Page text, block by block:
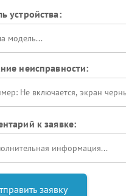
устройства:
неисправности:
к заявке:
заявку